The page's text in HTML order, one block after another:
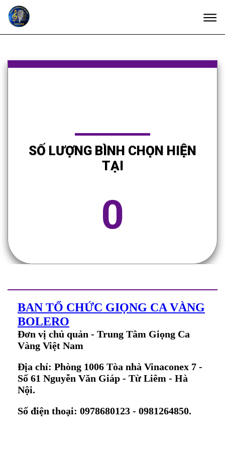
SỐ LƯỢNG BÌNH CHỌN HIỆN
TẠI
0
BAN TỔ CHỨC GIỌNG CA VÀNG
BOLERO
Đơn vị chủ quản - Trung Tâm Giọng Ca
Vàng Việt Nam
Địa chỉ: Phòng 1006 Tòa nhà Vinaconex 7 -
Số 61 Nguyễn Văn Giáp - Từ Liêm - Hà
Nội.
Số điện thoại: 0978680123 - 0981264850.